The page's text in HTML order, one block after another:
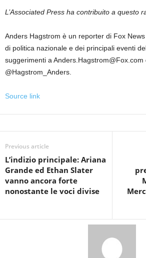
L’Associated Press ha contribuito a questo
Anders Hagstrom è un reporter di Fox
di politica nazionale e dei principali eventi
suggerimenti a Anders.Hagstrom@Fox.com
@Hagstrom_Anders.
Source link
Previous article
L’indizio principale: Ariana
Grande ed Ethan Slater
vanno ancora forte
nonostante le voci divise